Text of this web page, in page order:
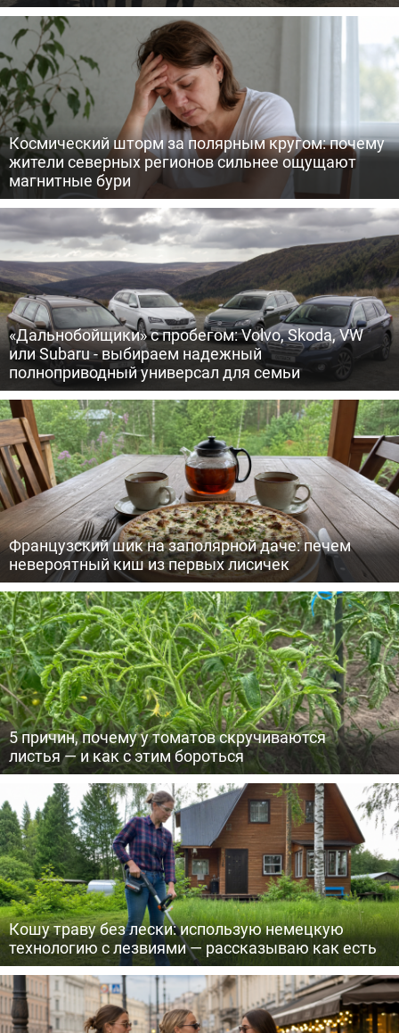
Космический шторм за полярным кругом: почему
жители северных регионов сильнее ощущают
магнитные бури
«Дальнобойщики» с пробегом: Volvo, Skoda, VW
или Subaru - выбираем надежный
полноприводный универсал для семьи
Французский шик на заполярной даче: печем
невероятный киш из первых лисичек
5 причин, почему у томатов скручиваются
листья — и как с этим бороться
Кошу траву без лески: использую немецкую
технологию с лезвиями — рассказываю как есть